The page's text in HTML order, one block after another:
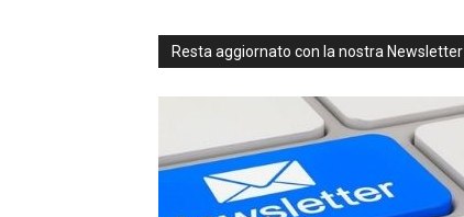
Resta aggiornato con la nostra Newsletter